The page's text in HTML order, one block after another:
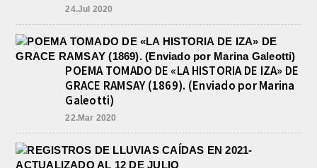
24.Jul 2020
POEMA TOMADO DE «LA HISTORIA DE IZA» DE
GRACE RAMSAY (1869). (Enviado por Marina
Galeotti)
22.Mar 2020